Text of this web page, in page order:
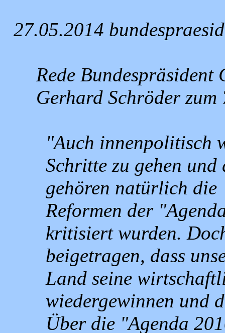
27.05.2014
Rede Bundespräsident
Gerhard Schröder
"Auch innenpolitisch
Schritte zu gehen
gehören natürlich die
Reformen der
kritisiert wurden.
beigetragen, dass
Land seine
wiedergewinnen und
Über die "Agenda